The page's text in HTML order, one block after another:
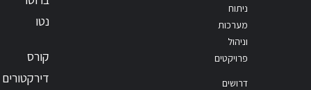
ניתוח
מערכות
וניהול
פרויקטים
דרושים
נטו
קורס
דירקטורים